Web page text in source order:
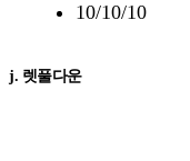
10/10/10
j. 렛풀다운